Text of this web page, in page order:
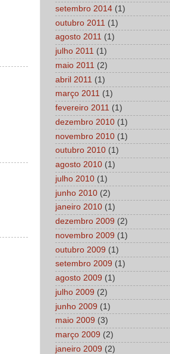
setembro 2014 (1)
outubro 2011 (1)
agosto 2011 (1)
julho 2011 (1)
maio 2011 (2)
abril 2011 (1)
março 2011 (1)
fevereiro 2011 (1)
dezembro 2010 (1)
novembro 2010 (1)
outubro 2010 (1)
agosto 2010 (1)
julho 2010 (1)
junho 2010 (2)
janeiro 2010 (1)
dezembro 2009 (2)
novembro 2009 (1)
outubro 2009 (1)
setembro 2009 (1)
agosto 2009 (1)
julho 2009 (2)
junho 2009 (1)
maio 2009 (3)
março 2009 (2)
janeiro 2009 (2)